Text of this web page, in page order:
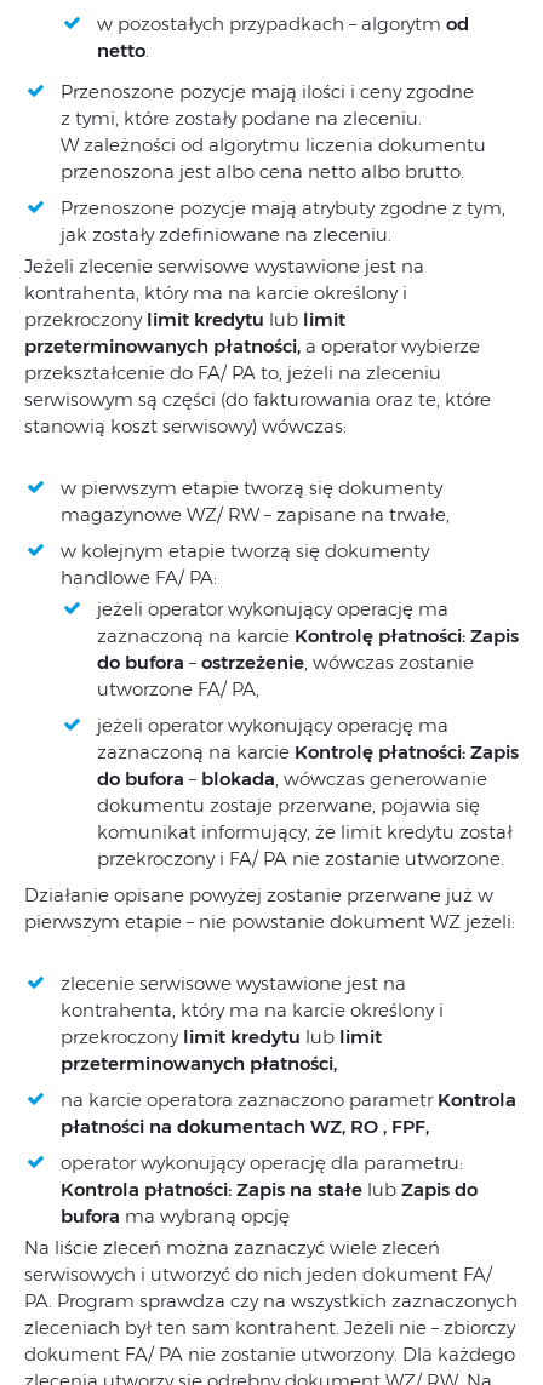
w pozostałych przypadkach – algorytm od
netto.
Przenoszone pozycje mają ilości i ceny zgodne
z tymi, które zostały podane na zleceniu.
W zależności od algorytmu liczenia dokumentu
przenoszona jest albo cena netto albo brutto.
Przenoszone pozycje mają atrybuty zgodne z tym,
jak zostały zdefiniowane na zleceniu.
Jeżeli zlecenie serwisowe wystawione jest na
kontrahenta, który ma na karcie określony i
przekroczony limit kredytu lub limit
przeterminowanych płatności, a operator wybierze
przekształcenie do FA/ PA to, jeżeli na zleceniu
serwisowym są części (do fakturowania oraz te, które
stanowią koszt serwisowy) wówczas:
w pierwszym etapie tworzą się dokumenty
magazynowe WZ/ RW – zapisane na trwałe,
w kolejnym etapie tworzą się dokumenty
handlowe FA/ PA:
jeżeli operator wykonujący operację ma
zaznaczoną na karcie Kontrolę płatności: Zapis
do bufora – ostrzeżenie, wówczas zostanie
utworzone FA/ PA,
jeżeli operator wykonujący operację ma
zaznaczoną na karcie Kontrolę płatności: Zapis
do bufora – blokada, wówczas generowanie
dokumentu zostaje przerwane, pojawia się
komunikat informujący, że limit kredytu został
przekroczony i FA/ PA nie zostanie utworzone.
Działanie opisane powyżej zostanie przerwane już w
pierwszym etapie – nie powstanie dokument WZ jeżeli:
zlecenie serwisowe wystawione jest na
kontrahenta, który ma na karcie określony i
przekroczony limit kredytu lub limit
przeterminowanych płatności,
na karcie operatora zaznaczono parametr Kontrola
płatności na dokumentach WZ, RO , FPF,
operator wykonujący operację dla parametru:
Kontrola płatności: Zapis na stałe lub Zapis do
bufora ma wybraną opcję
Na liście zleceń można zaznaczyć wiele zleceń
serwisowych i utworzyć do nich jeden dokument FA/
PA. Program sprawdza czy na wszystkich zaznaczonych
zleceniach był ten sam kontrahent. Jeżeli nie – zbiorczy
dokument FA/ PA nie zostanie utworzony. Dla każdego